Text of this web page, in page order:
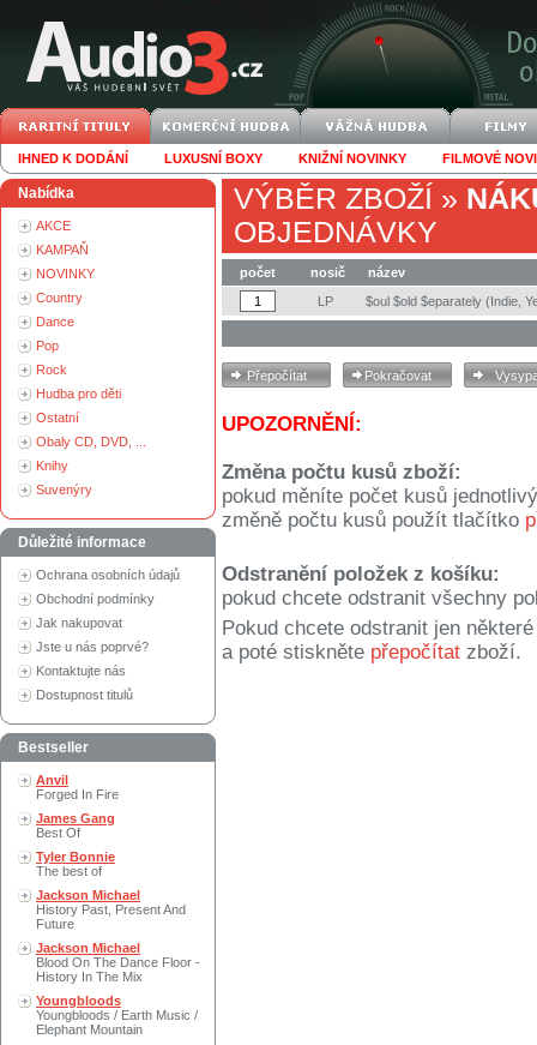
IHNED K DODÁNÍ LUXUSNÍ BOXY KNIŽNÍ NOVINKY FILMOVÉ
Nabídka
AKCE
KAMPAŇ
NOVINKY
Country
Dance
Pop
Rock
Hudba pro děti
Ostatní
Obaly CD, DVD, ...
Knihy
Suvenýry
Důležité informace
Ochrana osobních údajů
Obchodní podmínky
Jak nakupovat
Jste u nás poprvé?
Kontaktujte nás
Dostupnost titulů
Bestseller
Anvil
Forged In Fire
James Gang
Best Of
Tyler Bonnie
The best of
Jackson Michael
History Past, Present And
Future
Jackson Michael
Blood On The Dance Floor -
History In The Mix
Youngbloods
Youngbloods / Earth Music /
Elephant Mountain
VÝBĚR ZBOŽÍ »
OBJEDNÁVKY
počet nosič
název
LP
$oul $old $eparately (Indie,
UPOZORNĚNÍ:
Změna počtu kusů zboží:
pokud měníte počet kusů
změně počtu kusů použít tlačítko
Odstranění položek z košíku:
pokud chcete odstranit všechny
Pokud chcete odstranit jen
a poté stiskněte přepočítat zboží.